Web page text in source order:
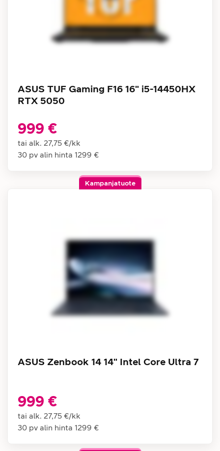
ASUS TUF Gaming F16 16" i5-14450HX
RTX 5050
999 €
tai alk. 27,75 €/kk
30 pv alin hinta 1299 €
Kampanjatuote
ASUS Zenbook 14 14" Intel Core Ultra 7
999 €
tai alk. 27,75 €/kk
30 pv alin hinta 1299 €